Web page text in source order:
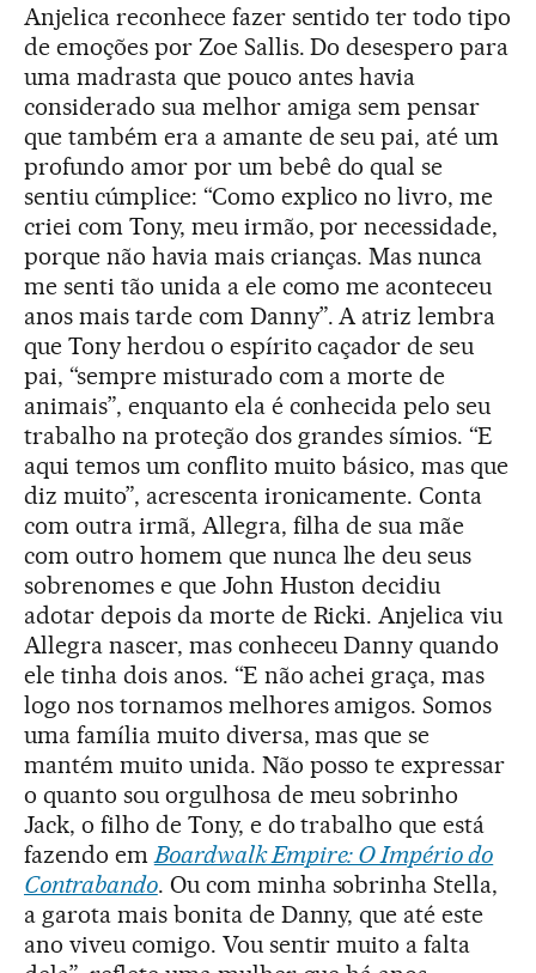
Anjelica reconhece fazer sentido ter todo tipo
de emoções por Zoe Sallis. Do desespero para
uma madrasta que pouco antes havia
considerado sua melhor amiga sem pensar
que também era a amante de seu pai, até um
profundo amor por um bebê do qual se
sentiu cúmplice: “Como explico no livro, me
criei com Tony, meu irmão, por necessidade,
porque não havia mais crianças. Mas nunca
me senti tão unida a ele como me aconteceu
anos mais tarde com Danny”. A atriz lembra
que Tony herdou o espírito caçador de seu
pai, “sempre misturado com a morte de
animais”, enquanto ela é conhecida pelo seu
trabalho na proteção dos grandes símios. “E
aqui temos um conflito muito básico, mas que
diz muito”, acrescenta ironicamente. Conta
com outra irmã, Allegra, filha de sua mãe
com outro homem que nunca lhe deu seus
sobrenomes e que John Huston decidiu
adotar depois da morte de Ricki. Anjelica viu
Allegra nascer, mas conheceu Danny quando
ele tinha dois anos. “E não achei graça, mas
logo nos tornamos melhores amigos. Somos
uma família muito diversa, mas que se
mantém muito unida. Não posso te expressar
o quanto sou orgulhosa de meu sobrinho
Jack, o filho de Tony, e do trabalho que está
fazendo em Boardwalk Empire: O Império do
Contrabando. Ou com minha sobrinha Stella,
a garota mais bonita de Danny, que até este
ano viveu comigo. Vou sentir muito a falta